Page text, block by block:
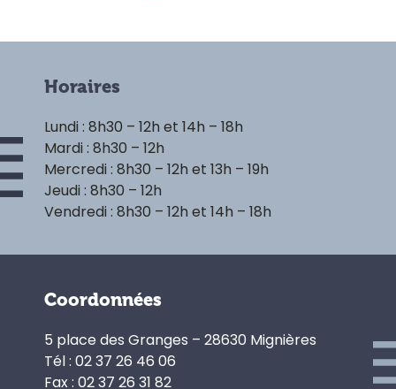
Horaires
Lundi : 8h30 – 12h et 14h – 18h
Mardi : 8h30 – 12h
Mercredi : 8h30 – 12h et 13h – 19h
Jeudi : 8h30 – 12h
Vendredi : 8h30 – 12h et 14h – 18h
Coordonnées
5 place des Granges – 28630 Mignières
Tél : 02 37 26 46 06
Fax : 02 37 26 31 82